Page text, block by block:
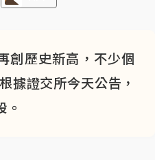
創歷史新高，不少個
據證交所今天公告，
。